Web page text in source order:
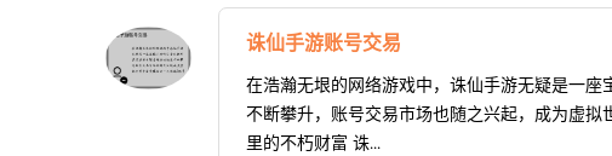
诛仙手游账号交易
在浩瀚无垠的网络游戏中，诛仙手游无疑是一
不断攀升，账号交易市场也随之兴起，成为虚
里的不朽财富 诛...